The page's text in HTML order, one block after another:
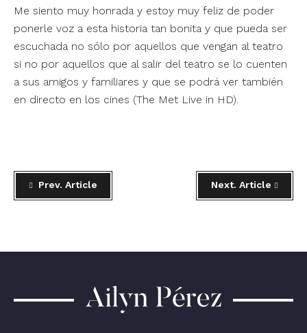
Me siento muy honrada y estoy muy feliz de poder
ponerle voz a esta historia tan bonita y que pueda ser
escuchada no sólo por aquellos que vengan al teatro
si no por aquellos que al salir del teatro se lo cuenten
a sus amigos y familiares y que se podrá ver también
en directo en los cines (The Met Live in HD).
Prev. Article Next. Article
Ailyn
Pérez